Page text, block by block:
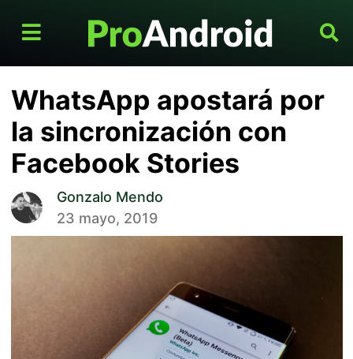
WhatsApp apostará por
la sincronización con
Facebook Stories
Gonzalo Mendo
23 mayo, 2019